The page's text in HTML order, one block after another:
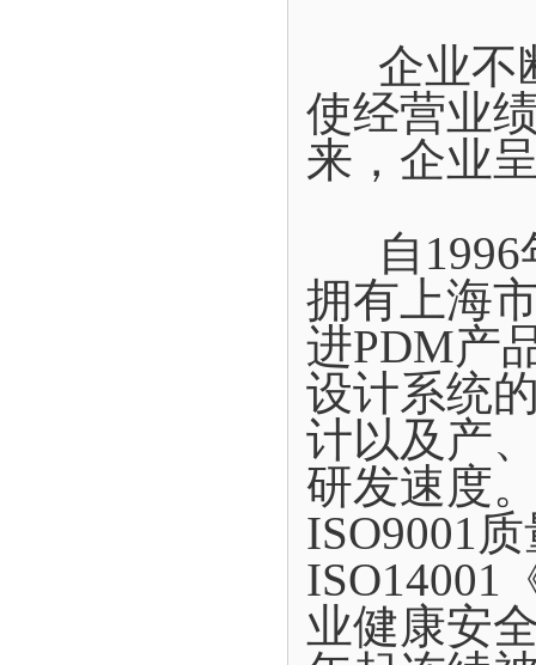
企业不
使经营业
来，企业
自1996
拥有上海
进PDM产
设计系统
计以及产
研发速度
ISO9001
ISO14001
业健康安